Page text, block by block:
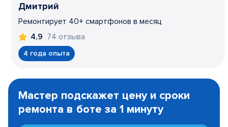
Дмитрий
Ремонтирует 40+ смартфонов в месяц
4,9 74 отзыва
4 года опыта
1
Мастер подскажет цену и сроки
ремонта в боте за 1 минуту